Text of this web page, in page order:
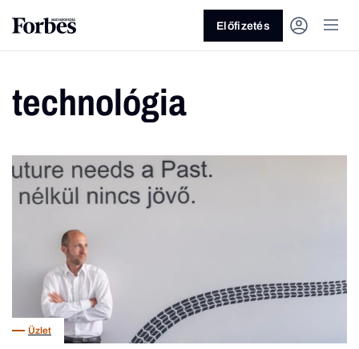
Vagy fedezze fel a következő
Üzlet
Előfizetés
technológia
Üzlet